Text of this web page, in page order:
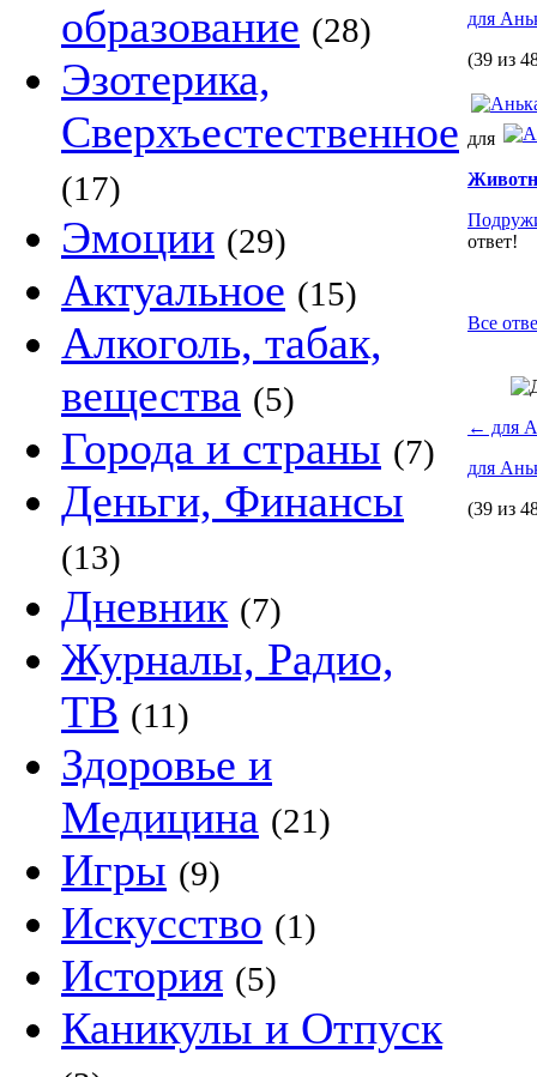
образование (28)
Эзотерика,
Сверхъестественное
(17)
Эмоции (29)
Актуальное (15)
Алкоголь, табак,
вещества (5)
Города и страны (7)
Деньги, Финансы
(13)
Дневник (7)
Журналы, Радио,
ТВ (11)
Здоровье и
Медицина (21)
Игры (9)
Искусство (1)
История (5)
Каникулы и Отпуск
для
(39 из
для
ответ!
Все
← для
для
(39 из